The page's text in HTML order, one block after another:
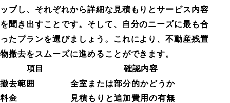
ップし、それぞれから詳細な見積もりとサービス内容
を聞き出すことです。そして、自分のニーズに最も合
ったプランを選びましょう。これにより、不動産残置
物撤去をスムーズに進めることができます。
項目
確認内容
撤去範囲
全室または部分的かどうか
料金
見積もりと追加費用の有無